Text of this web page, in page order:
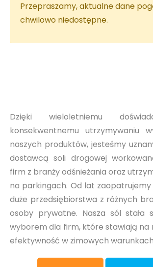
Przepraszamy, aktualne dane
chwilowo niedostępne.
Dzięki wieloletniemu
konsekwentnemu utrzymywaniu
naszych produktów, jesteśmy
dostawcą soli drogowej
firm z branży odśnieżania oraz
na parkingach. Od lat zaopatrujemy
duże przedsiębiorstwa z różnych
osoby prywatne. Nasza sól stała
wyborem dla firm, które stawiają na
efektywność w zimowych